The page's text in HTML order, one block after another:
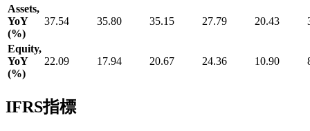
Assets,
YoY
(%)
37.54 35.80 35.15 27.79 20.43
Equity,
YoY
(%)
22.09 17.94 20.67 24.36 10.90
IFRS指標